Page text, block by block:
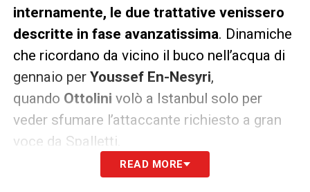
internamente, le due trattative venissero
descritte in fase avanzatissima. Dinamiche
che ricordano da vicino il buco nell’acqua di
gennaio per Youssef En-Nesyri,
quando Ottolini volò a Istanbul solo per
veder sfumare l’attaccante richiesto a gran
voce da Spalletti.
Tre indizi fanno una prova schiacciante sui
READ MORE